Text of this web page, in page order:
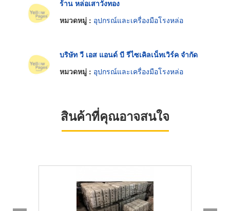
ร้าน หล่อเสาวังทอง
หมวดหมู่ : อุปกรณ์และเครื่องมือโรงหล่อ
บริษัท วี เอส แอนด์ บี รีไซเคิลเน็ทเวิร์ค จำกัด
หมวดหมู่ : อุปกรณ์และเครื่องมือโรงหล่อ
สินค้าที่คุณอาจสนใจ